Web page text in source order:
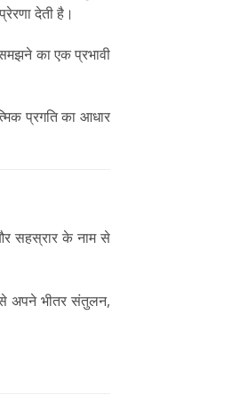
देती है।
का एक प्रभावी
प्रगति का आधार
और सहस्रार के नाम से
से अपने भीतर संतुलन,